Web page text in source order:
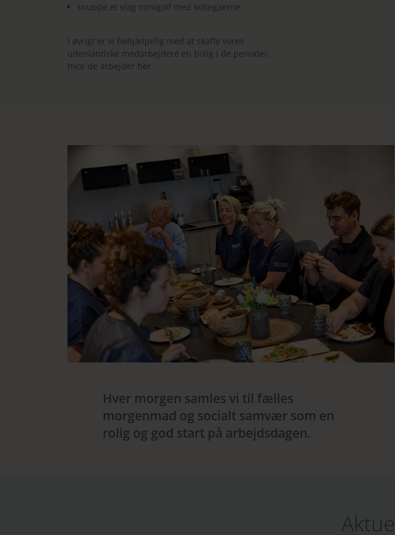
snuppe et slag minigolf med kollegaerne
I øvrigt er vi behjælpelig med at skaffe vores
udenlandske medarbejdere en bolig i de perioder,
hvor de arbejder her.
Hver morgen samles vi til fælles
morgenmad og socialt samvær som en
rolig og god start på arbejdsdagen.